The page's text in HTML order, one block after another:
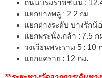
ถนนบรมราชชนนี :
แยกบางพลู : 2.2 กม.
แยกต่างระดับ บางรักน้
แยกพระนั่งเกล้า : 7.5 ก
วงเวียนพระราม 5 : 10
แยกแคราย : 12 กม.